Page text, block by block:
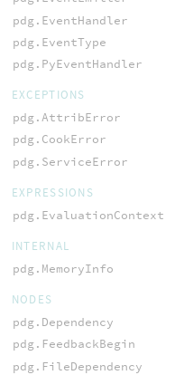
pdg.EventHandler
pdg.EventType
pdg.PyEventHandler
EXCEPTIONS
pdg.AttribError
pdg.CookError
pdg.ServiceError
EXPRESSIONS
pdg.EvaluationContext
INTERNAL
pdg.MemoryInfo
NODES
pdg.Dependency
pdg.FeedbackBegin
pdg.FileDependency